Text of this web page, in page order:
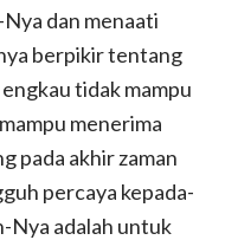
dan menaati
berpikir tentang
tidak mampu
menerima
pada akhir zaman
percaya kepada-
Nya adalah untuk